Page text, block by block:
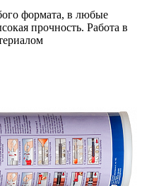
формата, в любые
прочность. Работа в